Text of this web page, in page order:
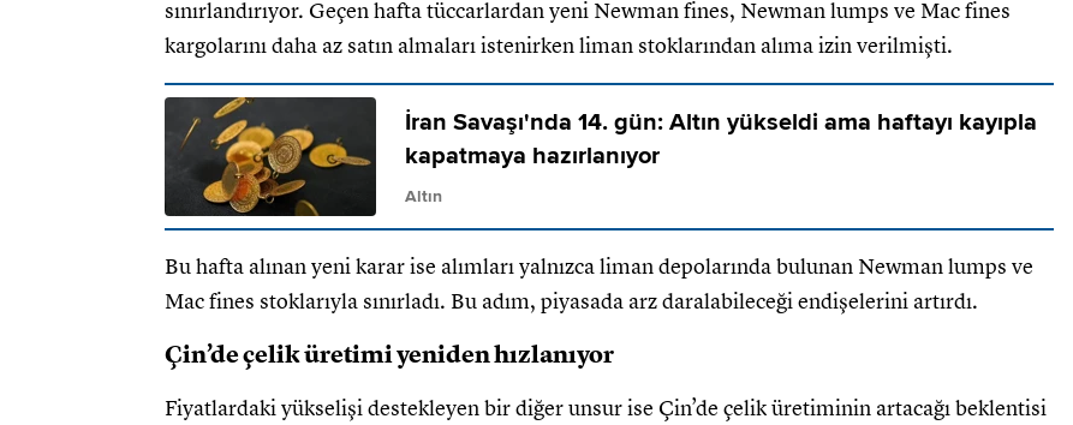
sınırlandırıyor. Geçen hafta tüccarlardan yeni Newman fines, Newman lumps ve Mac fines
kargolarını daha az satın almaları istenirken liman stoklarından alıma izin verilmişti.
İran Savaşı'nda 14. gün: Altın yükseldi ama haftayı kayıpla
kapatmaya hazırlanıyor
Altın
Bu hafta alınan yeni karar ise alımları yalnızca liman depolarında bulunan Newman lumps ve
Mac fines stoklarıyla sınırladı. Bu adım, piyasada arz daralabileceği endişelerini artırdı.
Çin’de çelik üretimi yeniden hızlanıyor
Fiyatlardaki yükselişi destekleyen bir diğer unsur ise Çin’de çelik üretiminin artacağı beklentisi